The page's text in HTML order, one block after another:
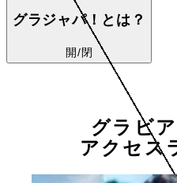
グラジャパ！とは？
開/閉
グラビ
アクセス